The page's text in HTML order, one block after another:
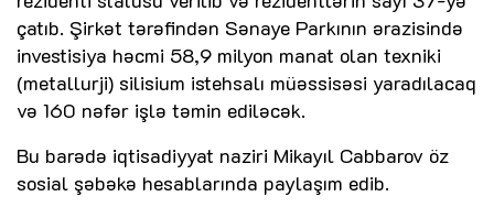
çatıb. Şirkət tərəfindən Sənaye Parkının ərazisində
investisiya həcmi 58,9 milyon manat olan texniki
(metallurji) silisium istehsalı müəssisəsi yaradılacaq
və 160 nəfər işlə təmin ediləcək.
Bu barədə iqtisadiyyat naziri Mikayıl Cabbarov öz
sosial şəbəkə hesablarında paylaşım edib.